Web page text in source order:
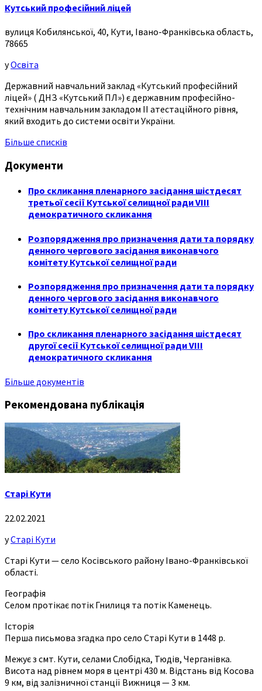
Кутський професійний ліцей
вулиця Кобилянської, 40, Кути, Івано-Франківська область,
78665
уОсвіта
Державний навчальний заклад «Кутський професійний
ліцей» ( ДНЗ «Кутський ПЛ») є державним професійно-
технічним навчальним закладом ІІ атестаційного рівня,
який входить до системи освіти України.
Більше списків
Документи
Про скликання пленарного засідання шістдесят
третьої сесії Кутської селищної ради VIII
демократичного скликання
Розпорядження про призначення дати та порядку
денного чергового засідання виконавчого
комітету Кутської селищної ради
Розпорядження про призначення дати та порядку
денного чергового засідання виконавчого
комітету Кутської селищної ради
Про скликання пленарного засідання шістдесят
другої сесії Кутської селищної ради VIII
демократичного скликання
Більше документів
Рекомендована публікація
Старі Кути
22.02.2021
уСтарі Кути
Старі Кути — село Косівського району Івано-Франківської
області.
Географія
Селом протікає потік Гнилиця та потік Каменець.
Історія
Перша письмова згадка про село Старі Кути в 1448 р.
Межує з смт. Кути, селами Слобідка, Тюдів, Черганівка.
Висота над рівнем моря в центрі 430 м. Відстань від Косова
9 км, від залізничної станції Вижниця — 3 км.